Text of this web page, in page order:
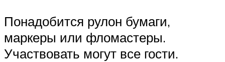
Понадобится рулон бумаги,
маркеры или фломастеры.
Участвовать могут все гости.